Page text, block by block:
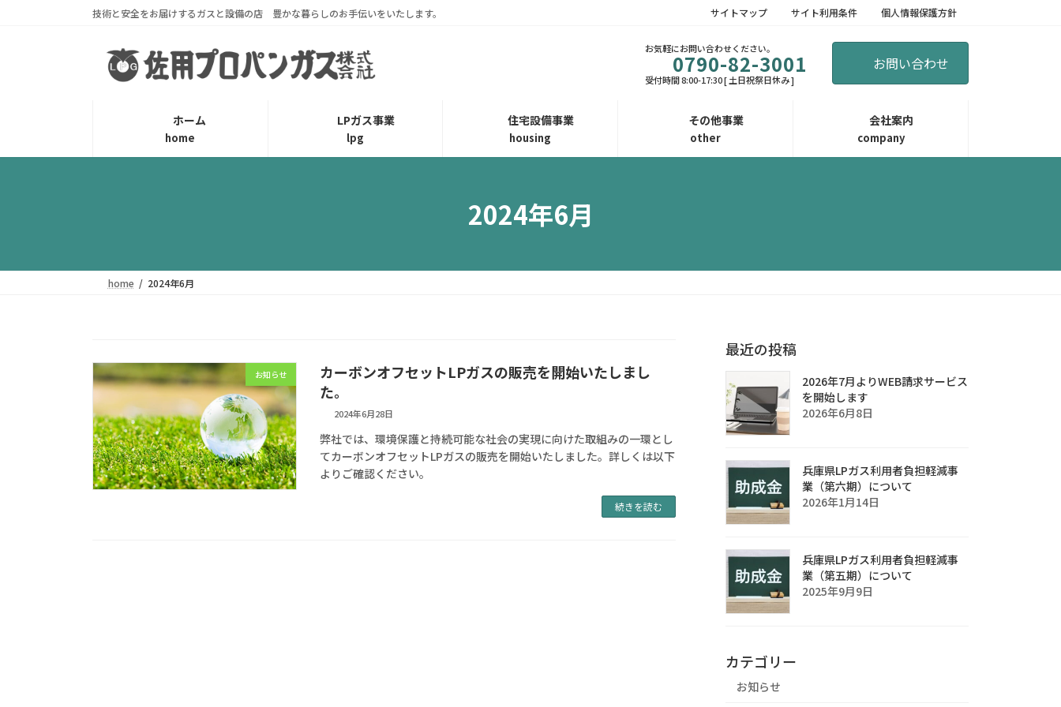
ッ
移
技術と安全をお届けするガスと設備の店 豊かな暮らしのお手伝いをいたします。 サイトマップ サイト利用条件 個人情報保護方針
お気軽にお問い合わせください。
0790-82-3001
受付時間 8:00-17:30 [ 土日祝祭日休み ]
お問い合わせ
ホーム
home
LPガス事業
lpg
住宅設備事業
housing
その他事業
other
会社案内
company
2024年6月
home 2024年6月
お知らせ
カーボンオフセットLPガスの販売を開始いたしまし
た。
2024年6月28日
弊社では、環境保護と持続可能な社会の実現に向けた取組みの一環とし
てカーボンオフセットLPガスの販売を開始いたしました。詳しくは以下
よりご確認ください。
続きを読む
最近の投稿
2026年7月よりWEB請求サービス
を開始します
2026年6月8日
兵庫県LPガス利用者負担軽減事
業（第六期）について
2026年1月14日
兵庫県LPガス利用者負担軽減事
業（第五期）について
2025年9月9日
カテゴリー
お知らせ